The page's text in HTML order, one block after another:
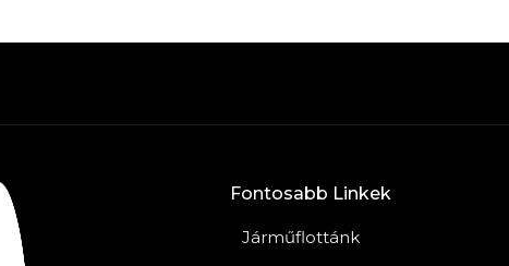
Fontosabb Linkek
Járműflottánk